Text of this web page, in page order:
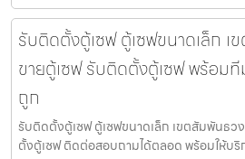
รับติดตั้งตู้เซฟ ตู้เซฟขนาดเล็ก เ
ขายตู้เซฟ รับติดตั้งตู้เซฟ พร้อม
ถูก
รับติดตั้งตู้เซฟ ตู้เซฟขนาดเล็ก เขตสัมพันธว
ตั้งตู้เซฟ ติดต่อสอบถามได้ตลอด พร้อมให้บริ